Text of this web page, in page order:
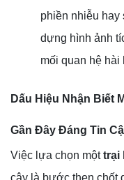
phiền nhiễu
dựng hình ảnh
mối quan hệ hài
Dấu Hiệu Nhận Biết
Gần Đây Đáng Tin
Việc lựa chọn mộttrại
cậy là bước then chốt